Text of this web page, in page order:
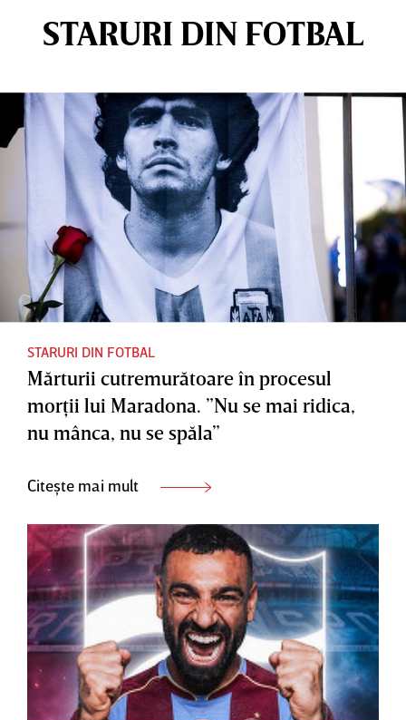
STARURI DIN FOTBAL
STARURI DIN FOTBAL
Mărturii cutremurătoare în procesul
morţii lui Maradona. ”Nu se mai ridica,
nu mânca, nu se spăla”
Citește mai mult